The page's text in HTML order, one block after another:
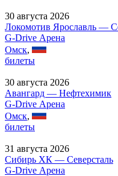
30 августа 2026
Локомотив Ярославль —
G-Drive Арена
Омск,
билеты
30 августа 2026
Авангард — Нефтехимик
G-Drive Арена
Омск,
билеты
31 августа 2026
Сибирь ХК — Северсталь
G-Drive Арена